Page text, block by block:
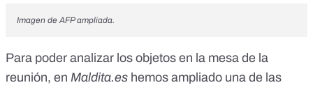
Imagen de AFP ampliada.
Para poder analizar los objetos en la mesa de la
reunión, en Maldita.es hemos ampliado una de las